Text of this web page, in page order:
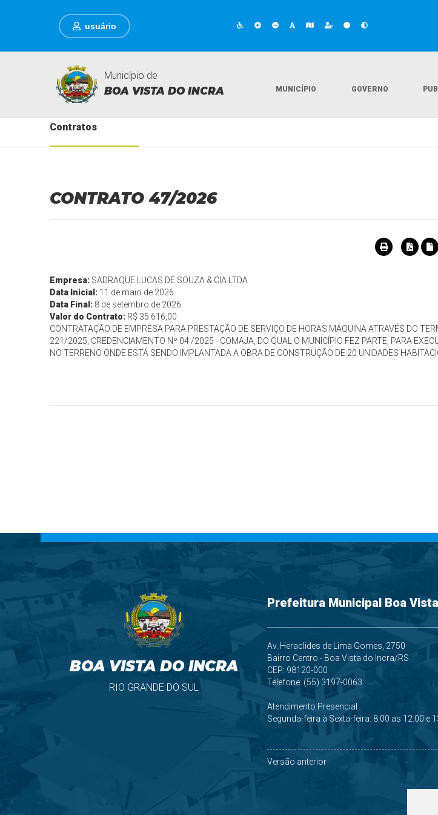
usuário
Município de
BOA VISTA DO INCRA MUNICÍPIO GOVERNO
Contratos
CONTRATO 47/2026
Empresa: SADRAQUE LUCAS DE SOUZA & CIA LTDA
Data Inicial: 11 de maio de 2026
Data Final: 8 de setembro de 2026
Valor do Contrato: R$ 35.616,00
CONTRATAÇÃO DE EMPRESA PARA PRESTAÇÃO DE SERVIÇO DE HORAS MÁQUINA ATRAVÉS DO
221/2025, CREDENCIAMENTO Nº 04 /2025 - COMAJA, DO QUAL O MUNICÍPIO FEZ PARTE, PARA
NO TERRENO ONDE ESTÁ SENDO IMPLANTADA A OBRA DE CONSTRUÇÃO DE 20 UNIDADES
BOA VISTA DO INCRA
RIO GRANDE DO SUL
Prefeitura Municipal Boa
Av. Heraclides de Lima Gomes, 2750
Bairro Centro - Boa Vista do Incra/RS
CEP: 98120-000
Telefone: (55) 3197-0063
Atendimento Presencial
Segunda-feira à Sexta-feira: 8:00 as 12:00 e
Versão anterior